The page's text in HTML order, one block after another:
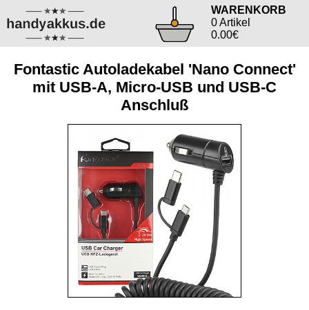
WARENKORB
0 Artikel
0.00€
Fontastic Autoladekabel 'Nano Connect'
mit USB-A, Micro-USB und USB-C
Anschluß